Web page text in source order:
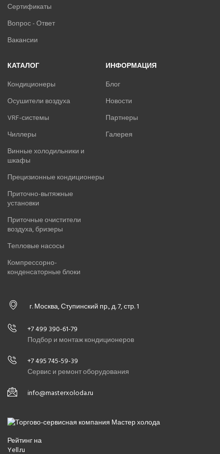
Сертификаты
Вопрос - Ответ
Вакансии
КАТАЛОГ
Кондиционеры
Осушители воздуха
VRF-системы
Чиллеры
Винные холодильники и
шкафы
Прецизионные кондиционеры
Приточно-вытяжные
установки
Приточные очистители
воздуха, бризеры
Тепловые насосы
Компрессорно-
конденсаторные блоки
ИНФОРМАЦИЯ
Блог
Новости
Партнеры
Галерея
г. Москва, Ступинский пр., д. 7, стр. 1
+7 499 390-61-79
Подбор и монтаж кондиционеров
+7 495 745-59-39
Сервис и ремонт оборудования
info@masterxoloda.ru
Рейтинг на
Yell.ru